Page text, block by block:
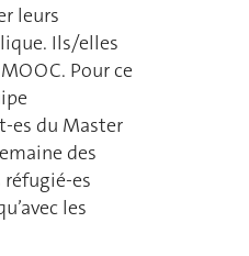
leurs
Ils/elles
Pour ce
es du Master
des
es
les